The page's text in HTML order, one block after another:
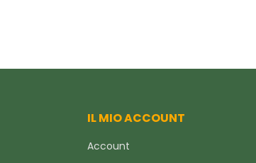
IL MIO ACCOUNT
Account